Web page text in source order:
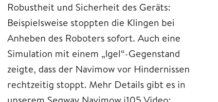
Robustheit und Sicherheit des Geräts:
Beispielsweise stoppten die Klingen bei
Anheben des Roboters sofort. Auch eine
Simulation mit einem „Igel“-Gegenstand
zeigte, dass der Navimow vor Hindernissen
rechtzeitig stoppt. Mehr Details gibt es in